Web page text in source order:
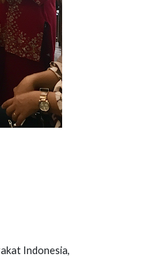
Indonesia,